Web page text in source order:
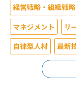
経営戦略・組織戦略
マネジメント
リ
自律型人材
最新
コンプライアンス